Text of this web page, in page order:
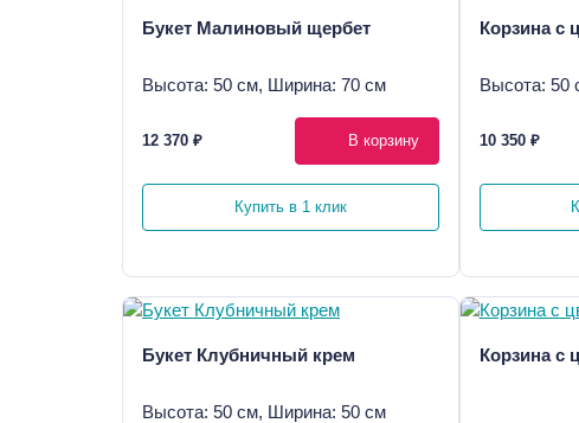
Букет Малиновый щербет
Высота: 50 см, Ширина: 70 см
12 370 ₽ В корзину
Купить в 1 клик
Корзина с
Высота: 50
10 350 ₽
Букет Клубничный крем
Высота: 50 см, Ширина: 50 см
Корзина с